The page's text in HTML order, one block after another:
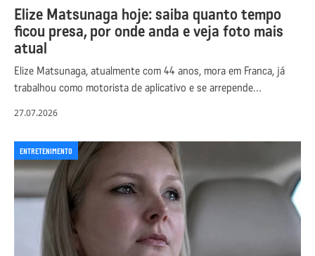
Elize Matsunaga hoje: saiba quanto tempo
ficou presa, por onde anda e veja foto mais
atual
Elize Matsunaga, atualmente com 44 anos, mora em Franca, já
trabalhou como motorista de aplicativo e se arrepende…
27.07.2026
ENTRETENIMENTO